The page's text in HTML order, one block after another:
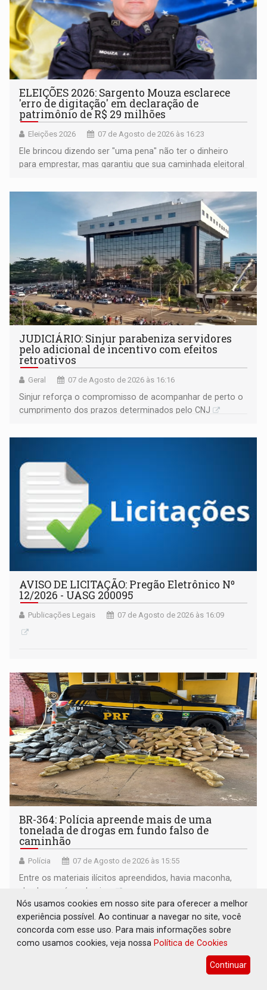
ELEIÇÕES 2026: Sargento Mouza esclarece
'erro de digitação' em declaração de
patrimônio de R$ 29 milhões
Eleições 2026 07 de Agosto de 2026 às 16:23
Ele brincou dizendo ser "uma pena" não ter o dinheiro
para emprestar, mas garantiu que sua caminhada eleitoral
JUDICIÁRIO: Sinjur parabeniza servidores
pelo adicional de incentivo com efeitos
retroativos
Geral 07 de Agosto de 2026 às 16:16
Sinjur reforça o compromisso de acompanhar de perto o
cumprimento dos prazos determinados pelo CNJ
AVISO DE LICITAÇÃO: Pregão Eletrônico Nº
12/2026 - UASG 200095
Publicações Legais 07 de Agosto de 2026 às 16:09
BR-364: Polícia apreende mais de uma
tonelada de drogas em fundo falso de
caminhão
Polícia 07 de Agosto de 2026 às 15:55
Entre os materiais ilícitos apreendidos, havia maconha,
skunk, cocaína e haxixe
Nós usamos cookies em nosso site para oferecer a melhor
experiência possível. Ao continuar a navegar no site, você
concorda com esse uso. Para mais informações sobre
como usamos cookies, veja nossa Política de Cookies
Continuar